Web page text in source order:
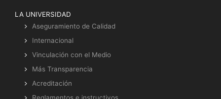
LA UNIVERSIDAD
Aseguramiento de Calidad
Internacional
Vinculación con el Medio
Más Transparencia
Acreditación